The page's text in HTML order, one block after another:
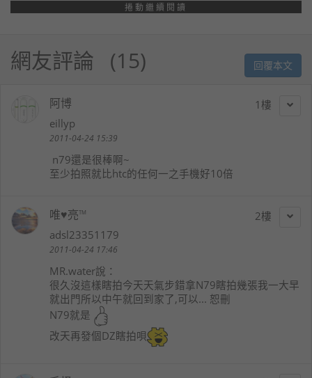
捲動繼續閱讀
網友評論 15 回覆本文
1
阿博
eillyp
2011-04-24 15:39
n79還是很棒啊~
至少拍照就比htc的任何一之手機好10倍
2
唯♥亮™
adsl23351179
2011-04-24 17:46
MR.water說：
很久沒這樣瞎拍今天天氣步錯拿N79瞎拍幾張我一大早
就出門所以中午就回到家了,可以... 恕刪
N79就是
改天再發個DZ瞎拍唄